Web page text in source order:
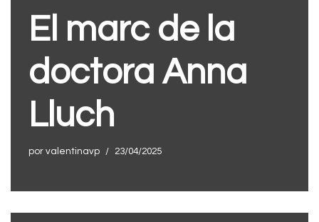
El marc de la
doctora Anna
Lluch
por valentinavp 23/04/2025